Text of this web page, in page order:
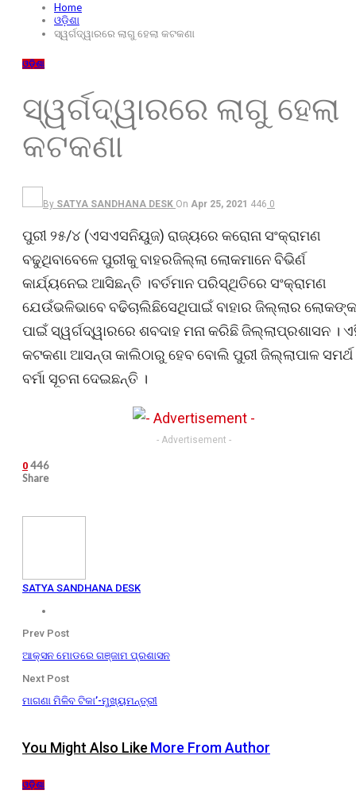
Home
ଓଡ଼ିଶା
ସ୍ୱର୍ଗଦ୍ୱାରରେ ଲାଗୁ ହେଲା କଟକଣା
ଓଡ଼ିଶା
ସ୍ୱର୍ଗଦ୍ୱାରରେ ଲାଗୁ ହେଲା
କଟକଣା
By SATYA SANDHANA DESK On Apr 25, 2021 446 0
ପୁରୀ ୨୫/୪ (ଏସଏସନିୟୁଜ) ରାଜ୍ୟରେ କରୋନା ସଂକ୍ରାମଣ
ବଢୁଥିବାବେଳେ ପୁରୀକୁ ବାହରଜିଲ୍ଲା ଲୋକମାନେ ବିଭିର୍ଣ
କାର୍ଯ୍ୟନେଇ ଆସିଛନ୍ତି ।ବର୍ତମାନ ପରିସ୍ଥିତିରେ ସଂକ୍ରାମଣ
ଯେଉଁଭଳିଭାବେ ବଢିଚାଲିଛିସେଥିପାଇଁ ବାହାର ଜିଲ୍ଲାର ଲୋକଙ୍କ
ପାଇଁ ସ୍ୱର୍ଗଦ୍ୱାରରେ ଶବଦାହ ମନା କରିଛି ଜିଲ୍ଲାପ୍ରଶାସନ ।
କଟକଣା ଆସନ୍ତା କାଲିଠାରୁ ହେବ ବୋଲି ପୁରୀ ଜିଲ୍ଲାପାଳ ସମର୍ଥ
ବର୍ମା ସୂଚନା ଦେଇଛନ୍ତି ।
- Advertisement -
0 446
Share
SATYA SANDHANA DESK
Prev Post
ଆକ୍ସନ ମୋଡରେ ଗଞ୍ଜାମ ପ୍ରଶାସନ
Next Post
ମାଗଣା ମିଳିବ ଟିକା’-ମୁଖ୍ୟମନ୍ତ୍ରୀ
You Might Also Like More From Author
ଓଡ଼ିଶା